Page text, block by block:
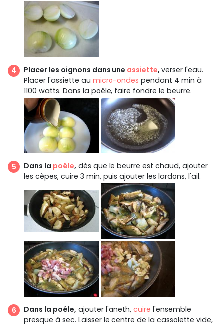
Placer les oignons dans une assiette, verser l'eau.
Placer l'assiette au micro-ondes pendant 4 min à
1100 watts. Dans la poêle, faire fondre le beurre.
Dans la poêle, dès que le beurre est chaud, ajouter
les cèpes, cuire 3 min, puis ajouter les lardons, l'ail.
Dans la poêle, ajouter l'aneth, cuire l'ensemble
presque à sec. Laisser le centre de la cassolette vide,